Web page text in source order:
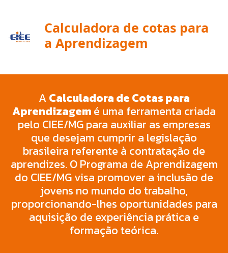
Calculadora de cotas para
a Aprendizagem
ACalculadora de Cotas para
Aprendizagemé uma ferramenta criada
pelo CIEE/MG para auxiliar as empresas
que desejam cumprir a legislação
brasileira referente à contratação de
aprendizes. O Programa de Aprendizagem
do CIEE/MG visa promover a inclusão de
jovens no mundo do trabalho,
proporcionando-lhes oportunidades para
aquisição de experiência prática e
formação teórica.